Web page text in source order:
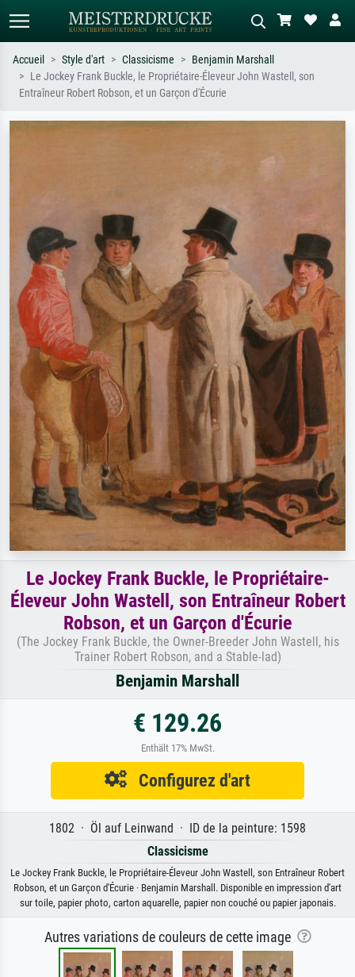
Recherche standard
ex. Monet, Nuit étoilée,
arbre.
Accueil Style d'art Classicisme
Benjamin Marshall
Le Jockey Frank Buckle, le Propriétaire-Éleveur John Wastell, son
Entraîneur Robert Robson, et un Garçon d'Écurie
Le Jockey Frank Buckle, le Propriétaire-
Éleveur John Wastell, son Entraîneur Robert
Robson, et un Garçon d'Écurie
(The Jockey Frank Buckle, the Owner-Breeder John Wastell, his
Trainer Robert Robson, and a Stable-lad)
Benjamin Marshall
€ 129.26
Enthält 17% MwSt.
Configurez d'art
1802 · Öl auf Leinwand · ID de la peinture: 1598
Classicisme
Le Jockey Frank Buckle, le Propriétaire-Éleveur John Wastell, son Entraîneur Robert
Robson, et un Garçon d'Écurie · Benjamin Marshall. Disponible en impression d'art
sur toile, papier photo, carton aquarelle, papier non couché ou papier japonais.
Autres variations de couleurs de cette image